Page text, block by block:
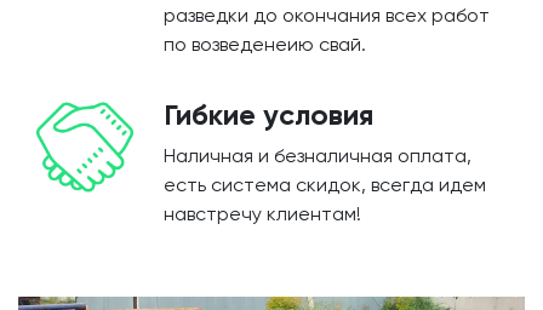
разведки до окончания всех работ
по возведенеию свай.
Гибкие условия
Наличная и безналичная оплата,
есть система скидок, всегда идем
навстречу клиентам!